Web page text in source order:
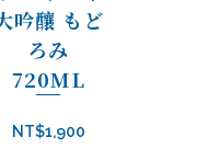
吟釀 もど
ろみ
720ML
NT$1,900